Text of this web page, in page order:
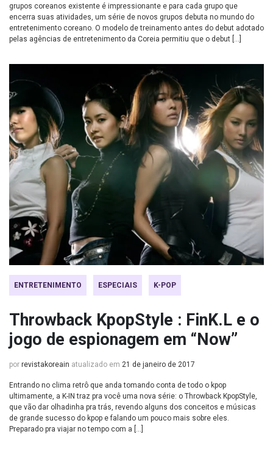
grupos coreanos existente é impressionante e para cada grupo que
encerra suas atividades, um série de novos grupos debuta no mundo do
entretenimento coreano. O modelo de treinamento antes do debut adotado
pelas agências de entretenimento da Coreia permitiu que o debut […]
ENTRETENIMENTO ESPECIAIS K-POP
Throwback KpopStyle : FinK.L e o
jogo de espionagem em “Now”
por revistakoreain atualizado em 21 de janeiro de 2017
Entrando no clima retrô que anda tomando conta de todo o kpop
ultimamente, a K-IN traz pra você uma nova série: o Throwback KpopStyle,
que vão dar olhadinha pra trás, revendo alguns dos conceitos e músicas
de grande sucesso do kpop e falando um pouco mais sobre eles.
Preparado pra viajar no tempo com a […]